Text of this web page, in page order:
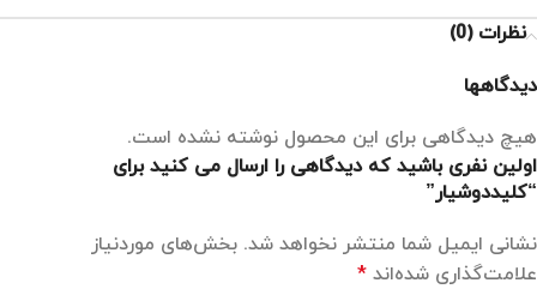
نظرات (0)
دیدگاهها
هیچ دیدگاهی برای این محصول نوشته نشده است.
اولین نفری باشید که دیدگاهی را ارسال می کنید برای
“کلیددوشیار”
نشانی ایمیل شما منتشر نخواهد شد. بخش‌های موردنیاز
علامت‌گذاری شده‌اند *